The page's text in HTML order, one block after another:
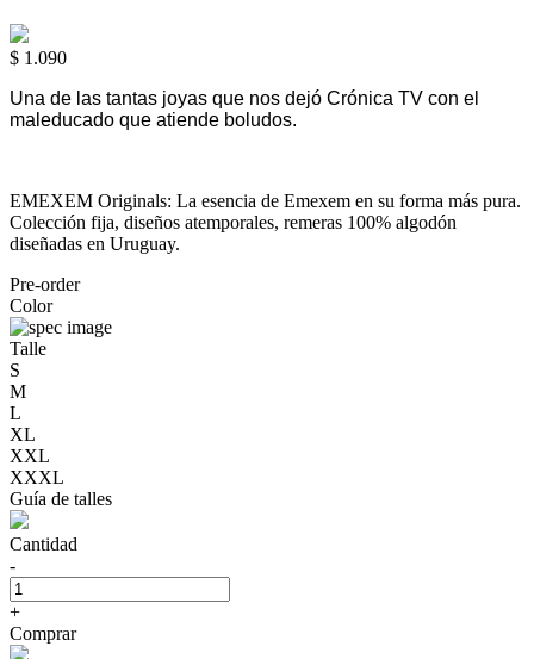
$ 1.090
Una de las tantas joyas que nos dejó Crónica TV con el
maleducado que atiende boludos.
EMEXEM Originals: La esencia de Emexem en su forma más pura.
Colección fija, diseños atemporales, remeras 100% algodón
diseñadas en Uruguay.
Pre-order
Color
Talle
S
M
L
XL
XXL
XXXL
Guía de talles
Cantidad
-
+
Comprar